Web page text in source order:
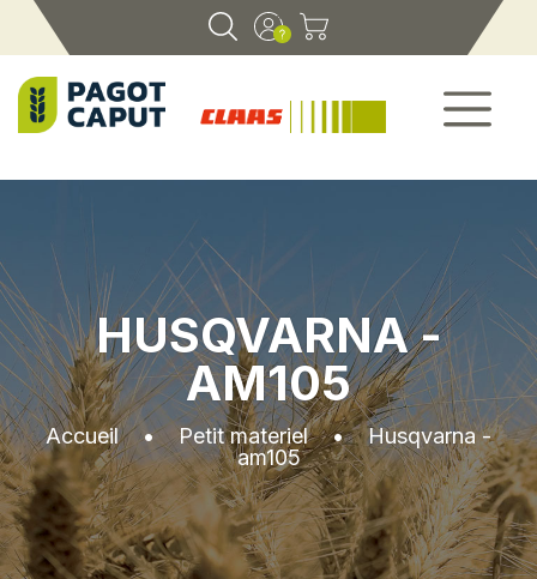
HUSQVARNA -
AM105
Accueil• Petit materiel•Husqvarna -
am105